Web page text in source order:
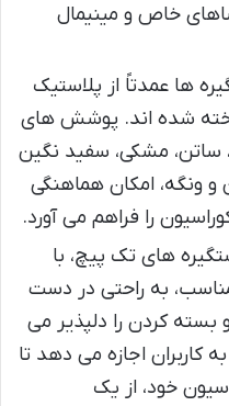
خاص و مینیمال
ها عمدتاً از پلاستیک
شده اند. پوشش های
ساتن، مشکی، سفید نگین
و ونگه، امکان هماهنگی
را فراهم می آورد.
های تک پیچ، با
به راحتی در دست
بسته کردن را دلپذیر می
کاربران اجازه می دهد تا
خود، از یک